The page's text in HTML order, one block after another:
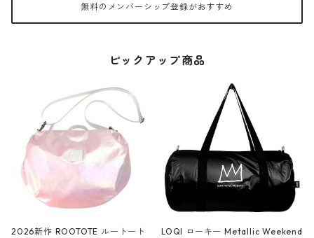
無料のメンバーシップ登録がおすすめ
ピックアップ商品
2026新作 ROOTOTE ルートート
LOQI ローキー Metallic Weekend